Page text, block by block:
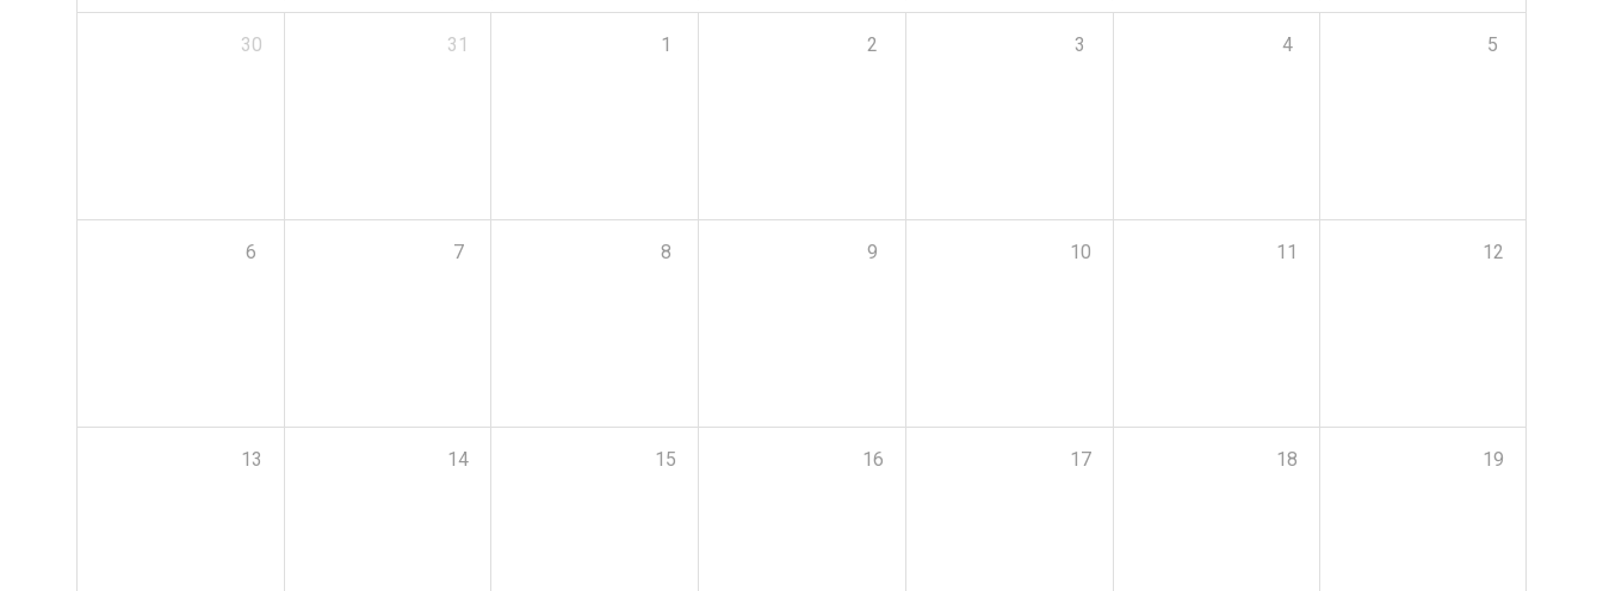
30 31 1 2 3 4 5
6 7 8 9 10 11 12
13 14 15 16 17 18 19